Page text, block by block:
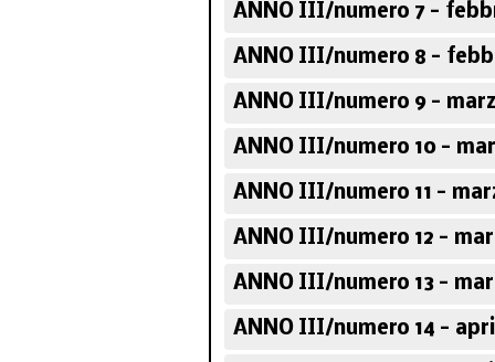
ANNO III/numero 7 -
ANNO III/numero 8 -
ANNO III/numero 9 -
ANNO III/numero 10 -
ANNO III/numero 11 -
ANNO III/numero 12 -
ANNO III/numero 13 -
ANNO III/numero 14 -